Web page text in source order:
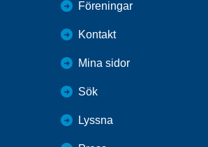
Föreningar
Kontakt
Mina sidor
Sök
Lyssna